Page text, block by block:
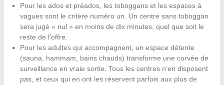
Pour les ados et préados, les toboggans et les espaces à
vagues sont le critère numéro un. Un centre sans toboggan
sera jugé « nul » en moins de dix minutes, quel que soit le
reste de l’offre.
Pour les adultes qui accompagnent, un espace détente
(sauna, hammam, bains chauds) transforme une corvée de
surveillance en vraie sortie. Tous les centres n’en disposent
pas, et ceux qui en ont les réservent parfois aux plus de